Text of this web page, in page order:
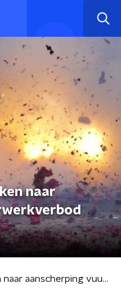
naar
Ook kabinet wil kijken naar aanscherping vuurwerkverbod